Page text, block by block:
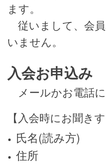
ます。
従いまして、会
いません。
入会お申込み
メールかお電話に
【入会時にお聞きす
氏名(読み方)
住所